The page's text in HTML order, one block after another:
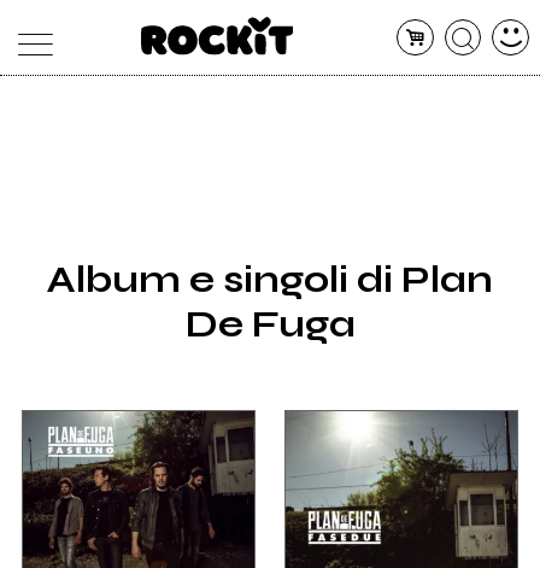
SHOP
RADIO
Album e singoli di Plan
De Fuga